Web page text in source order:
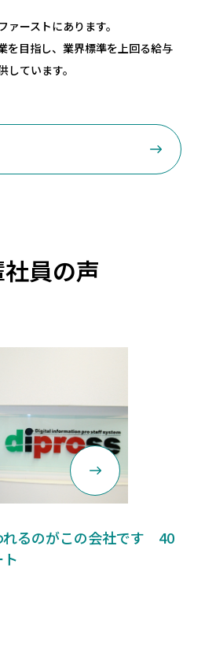
員の声
れるのがこの会社です 40